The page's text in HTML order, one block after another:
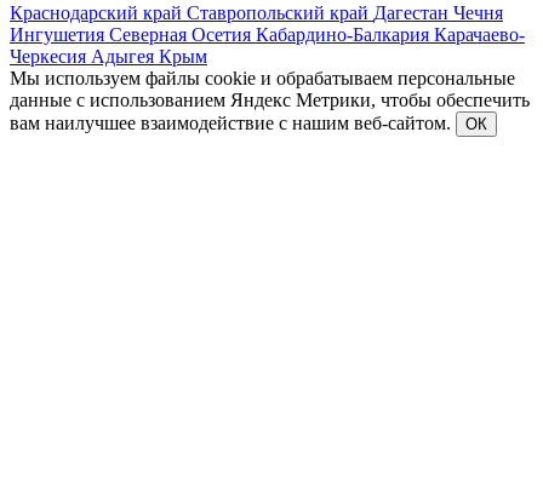
Краснодарский край Ставропольский край Дагестан Чечня
Ингушетия Северная Осетия Кабардино-Балкария Карачаево-
Черкесия Адыгея Крым
Мы используем файлы cookie и обрабатываем персональные
данные с использованием Яндекс Метрики, чтобы обеспечить
вам наилучшее взаимодействие с нашим веб-сайтом.
ОК